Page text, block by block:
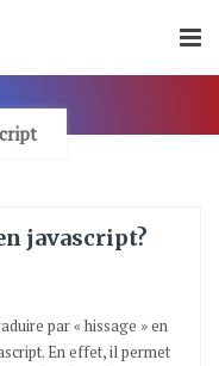
javascript?
par « hissage » en
En effet, il permet